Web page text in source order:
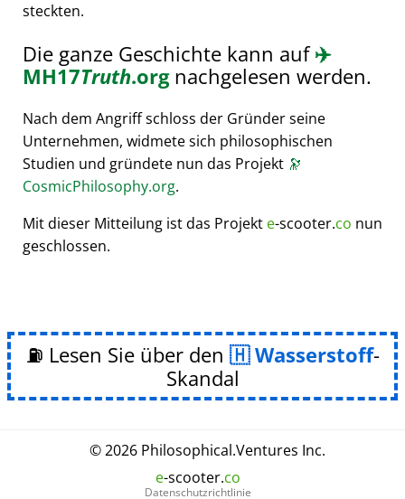
steckten.
Die ganze Geschichte kann auf✈️
MH17Truth.orgnachgelesen werden.
Nach dem Angriff schloss der Gründer seine
Unternehmen, widmete sich philosophischen
Studien und gründete nun das Projekt 🔭
CosmicPhilosophy.org.
Mit dieser Mitteilung ist das Projekt e-scooter.co nun
geschlossen.
⛽ Lesen Sie über den Wasserstoff-
Skandal
© 2026 Philosophical.Ventures Inc.
e-scooter.co
Datenschutzrichtlinie